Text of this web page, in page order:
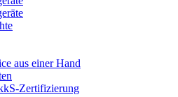
aus einer Hand
Zertifizierung